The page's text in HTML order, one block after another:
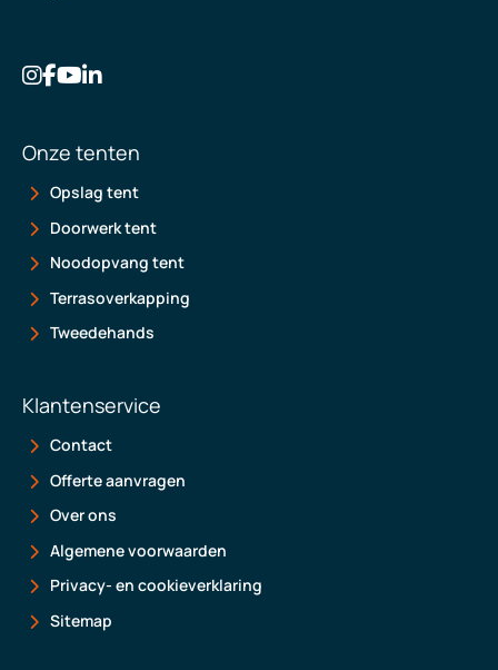
Onze tenten
Opslag tent
Doorwerk tent
Noodopvang tent
Terrasoverkapping
Tweedehands
Klantenservice
Contact
Offerte aanvragen
Over ons
Algemene voorwaarden
Privacy- en cookieverklaring
Sitemap